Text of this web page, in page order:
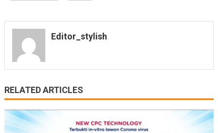
Editor_stylish
RELATED ARTICLES